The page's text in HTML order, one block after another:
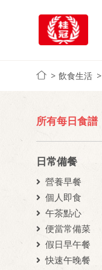
飲食生活
所有每日食譜
日常備餐
營養早餐
個人即食
午茶點心
便當常備菜
假日早午餐
快速午晚餐